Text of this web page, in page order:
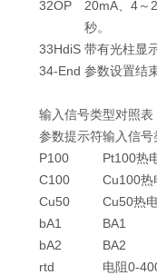
32OP
20mA、4～
秒。
33HdiS 带有光柱显
34-End 参数设置结
输入信号类型对照表
参数提示符输入信号
P100
Pt100热
C100
Cu100热
Cu50
Cu50热
bA1
BA1
bA2
BA2
rtd
电阻0-